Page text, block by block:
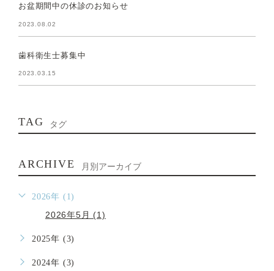
お盆期間中の休診のお知らせ
2023.08.02
歯科衛生士募集中
2023.03.15
TAG タグ
ARCHIVE 月別アーカイブ
2026年 (1)
2026年5月 (1)
2025年 (3)
2024年 (3)